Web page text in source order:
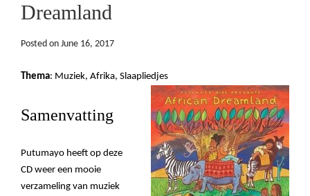
Dreamland
Posted on June 16, 2017
Thema: Muziek, Afrika, Slaapliedjes
Samenvatting
Putumayo heeft op deze
CD weer een mooie
verzameling van muziek